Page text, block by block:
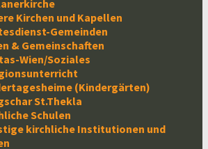
Kirchen und Kapellen
Gemeinden
& Gemeinschaften
Wien/Soziales
(Kindergärten)
St.Thekla
Schulen
kirchliche Institutionen und